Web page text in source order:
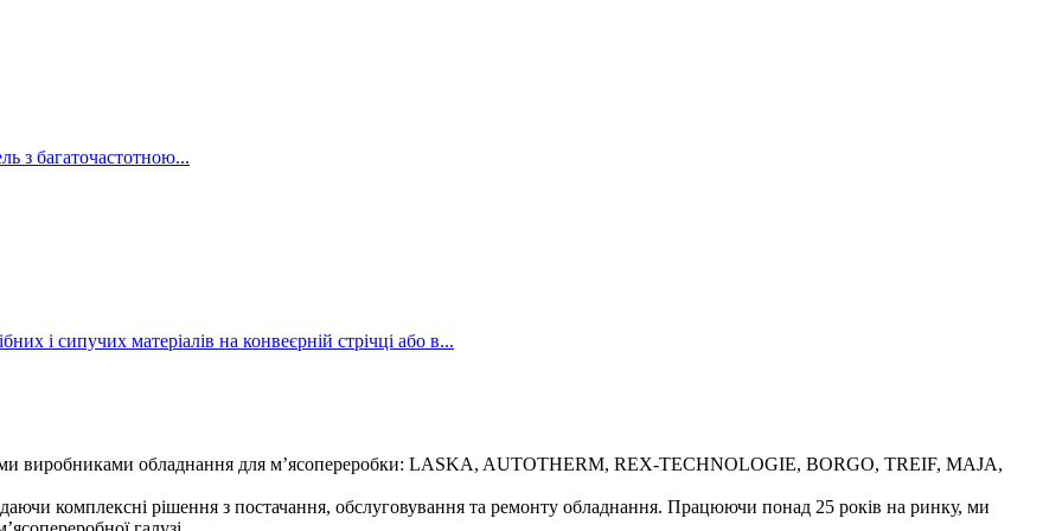
з багаточастотною...
і сипучих матеріалів на конвеєрній стрічці або в...
виробниками обладнання для м’ясопереробки: LASKA, AUTOTHERM, REX-TECHNOLOGIE, BORGO, TREIF, MAJA,
комплексні рішення з постачання, обслуговування та ремонту обладнання. Працюючи понад 25 років на ринку, ми